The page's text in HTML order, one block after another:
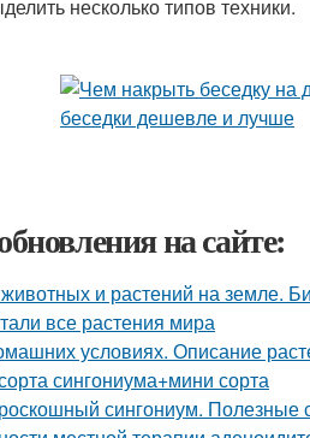
несколько типов техники.
на сайте:
и растений на земле.
все растения мира
условиях. Описание
сингониума+мини сорта
сингониум. Полезные